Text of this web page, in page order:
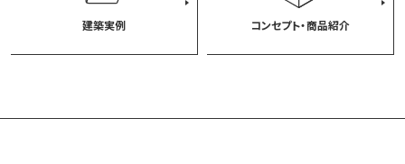
建築実例 コンセプト・商品紹介